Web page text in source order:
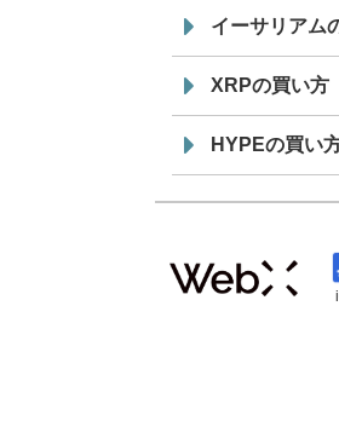
イーサリアム
XRPの買い方
HYPEの買い